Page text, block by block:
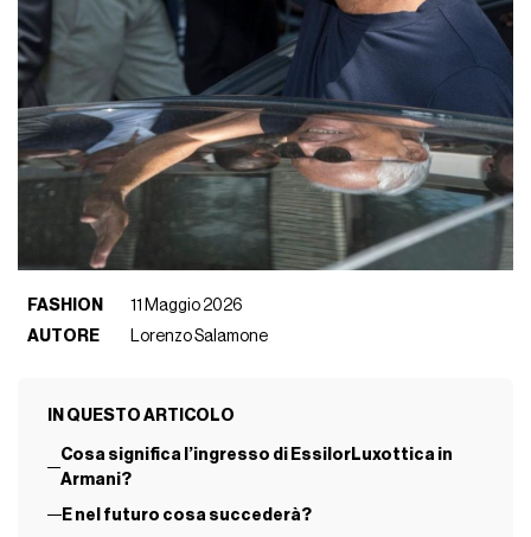
FASHION
11 Maggio 2026
AUTORE
Lorenzo Salamone
IN QUESTO ARTICOLO
Cosa significa l’ingresso di EssilorLuxottica in
Armani?
E nel futuro cosa succederà?